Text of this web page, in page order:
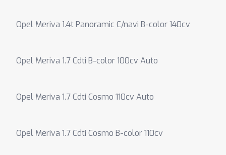
Opel Meriva 1.4t Panoramic C/navi B-color 140cv
Opel Meriva 1.7 Cdti B-color 100cv Auto
Opel Meriva 1.7 Cdti Cosmo 110cv Auto
Opel Meriva 1.7 Cdti Cosmo B-color 110cv